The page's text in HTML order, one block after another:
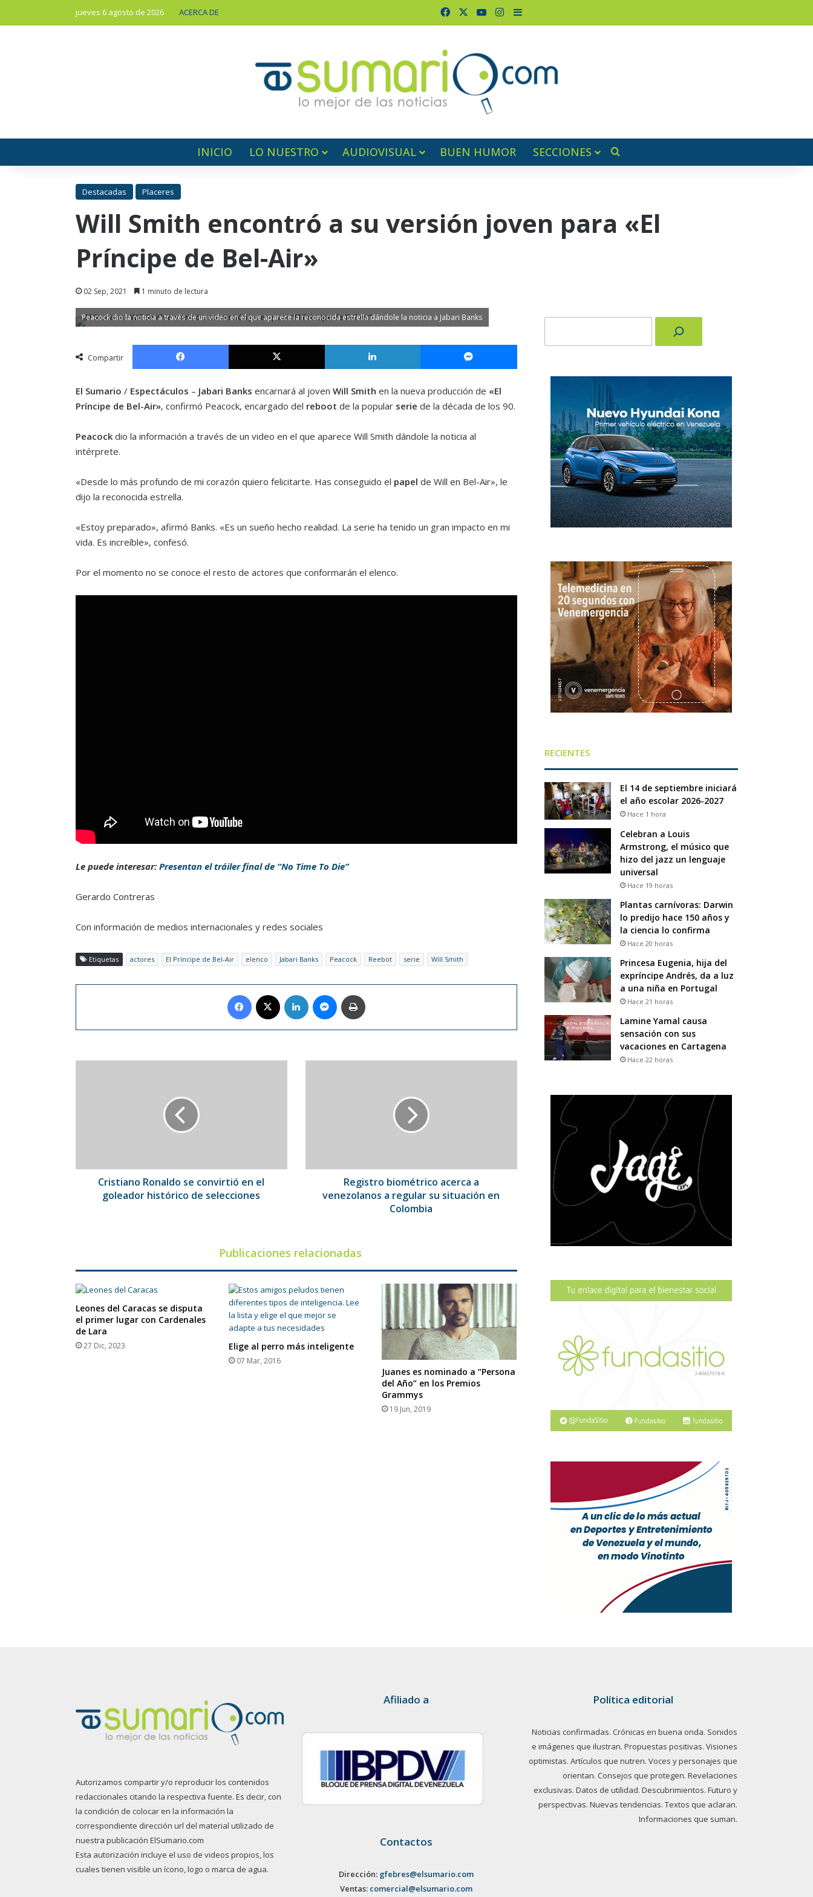
jueves 6 agosto de 2026 ACERCA DE FacebookYouTubeInstagram
Barra lateral
INICIO LO NUESTRO AUDIOVISUAL BUEN HUMOR SECCIONES
Destacadas Placeres
Will Smith encontró a su versión joven para «El
Príncipe de Bel-Air»
02 Sep, 2021 1 minuto de lectura
Peacock dio la noticia a través de un video en el que aparece la reconocida estrella dándole la noticia a Jabari Banks
Compartir
Facebook X LinkedIn Messenger
El Sumario / Espectáculos – Jabari Banks encarnará al joven Will Smith en la nueva producción de «El
Príncipe de Bel-Air», confirmó Peacock, encargado del reboot de la popularserie de la década de los 90.
Peacockdio la información a través de un video en el que aparece Will Smith dándole la noticia al
intérprete.
«Desde lo más profundo de mi corazón quiero felicitarte. Has conseguido el papel de Will en Bel-Air», le
dijo la reconocida estrella.
«Estoy preparado», afirmó Banks. «Es un sueño hecho realidad. La serie ha tenido un gran impacto en mi
vida. Es increíble», confesó.
Por el momento no se conoce el resto de actores que conformarán el elenco.
Le puede interesar: Presentan el tráiler final de “No Time To Die”
Gerardo Contreras
Con información de medios internacionales y redes sociales
Etiquetas actores El Príncipe de Bel-Air elenco Jabari Banks Peacock Reebot serie Will Smith
Facebook LinkedIn Messenger
de
seleccionesCristiano Ronaldo se convirtió en el
goleador histórico de selecciones
situación
Colombia
Registro biométrico acerca a
venezolanos a regular su situación en
Colombia
Publicaciones relacionadas
Leones del Caracas se disputa
el primer lugar con Cardenales
de Lara
27 Dic, 2023 Elige al perro más inteligente
07 Mar, 2016
Juanes es nominado a “Persona
del Año” en los Premios
Grammys
19 Jun, 2019
RECIENTES
El 14 de septiembre iniciará
el año escolar 2026-2027
Hace 1 hora
Celebran a Louis
Armstrong, el músico que
hizo del jazz un lenguaje
universal
Hace 19 horas
Plantas carnívoras: Darwin
lo predijo hace 150 años y
la ciencia lo confirma
Hace 20 horas
Princesa Eugenia, hija del
expríncipe Andrés, da a luz
a una niña en Portugal
Hace 21 horas
Lamine Yamal causa
sensación con sus
vacaciones en Cartagena
Hace 22 horas
Autorizamos compartir y/o reproducir los contenidos
redaccionales citando la respectiva fuente. Es decir, con
la condición de colocar en la información la
correspondiente dirección url del material utilizado de
nuestra publicación ElSumario.com
Esta autorización incluye el uso de videos propios, los
cuales tienen visible un ícono, logo o marca de agua.
Afiliado a
Contactos
Dirección: gfebres@elsumario.com
Ventas: comercial@elsumario.com
Política editorial
Noticias confirmadas. Crónicas en buena onda. Sonidos
e imágenes que ilustran. Propuestas positivas. Visiones
optimistas. Artículos que nutren. Voces y personajes que
orientan. Consejos que protegen. Revelaciones
exclusivas. Datos de utilidad. Descubrimientos. Futuro y
perspectivas. Nuevas tendencias. Textos que aclaran.
Informaciones que suman.